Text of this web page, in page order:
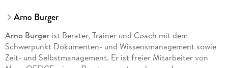
Arno Burger
Arno Burgerist Berater, Trainer und Coach mit dem
Schwerpunkt Dokumenten- und Wissensmanagement sowie
Zeit- und Selbstmanagement. Er ist freier Mitarbeiter von